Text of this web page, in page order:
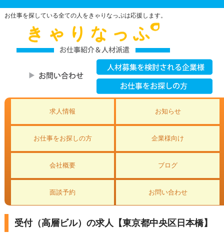
お仕事を探している全ての人をきゃりなっぷは応援します。
求人情報 お知らせ
お仕事をお探しの方 企業様向け
会社概要 ブログ
面談予約 お問い合わせ
受付（高層ビル）の求人【東京都中央区日本橋】